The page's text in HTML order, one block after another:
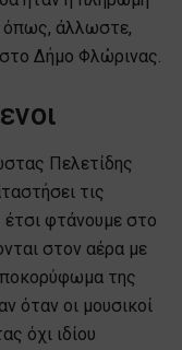
όπως, άλλωστε,
στο Δήμο Φλώρινας.
Πελετίδης
τις
φτάνουμε στο
στον αέρα με
της
όταν οι μουσικοί
όχι ιδίου